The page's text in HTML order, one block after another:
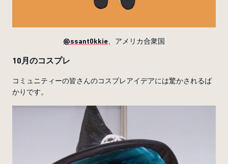
@ssant0kkie、アメリカ合衆国
10月のコスプレ
コミュニティーの皆さんのコスプレアイデアには驚かされるば
かりです。